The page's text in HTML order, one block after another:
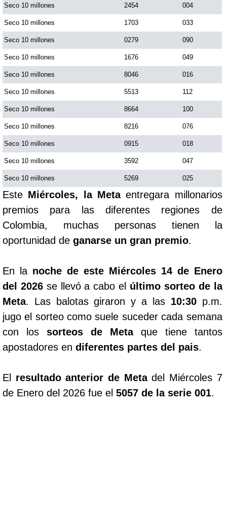
Seco 10 millones 2454 004
Seco 10 millones 1703 033
Seco 10 millones 0279 090
Seco 10 millones 1676 049
Seco 10 millones 8046 016
Seco 10 millones 5513 112
Seco 10 millones 8664 100
Seco 10 millones 8216 076
Seco 10 millones 0915 018
Seco 10 millones 3592 047
Seco 10 millones 5269 025
Este Miércoles, la Metaentregara millonarios
premios para las diferentes regiones de
Colombia, muchas personas tienen la
oportunidad de ganarse un gran premio.
En la noche de este Miércoles 14 de Enero
del 2026se llevó a cabo el último sorteo de la
Meta. Las balotas giraron y a las 10:30p.m.
jugo el sorteo como suele suceder cada semana
con los sorteos de Meta que tiene tantos
apostadores en diferentes partes del pais.
El resultado anterior de Metadel Miércoles 7
de Enero del 2026 fue el 5057 de la serie 001.